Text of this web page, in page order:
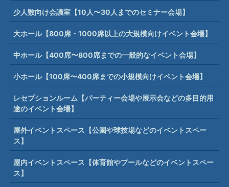
少人数向け会議室【10人〜30人までのセミナー会場】
大ホール【800席・1000席以上の大規模向けイベント会場】
中ホール【400席〜800席までの一般的なイベント会場】
小ホール【100席〜400席までの小規模向けイベント会場】
レセプションルーム【パーティー会場や展示会などの多目的用
途のイベント会場】
屋外イベントスペース【公園や球技場などのイベントスペー
ス】
屋内イベントスペース【体育館やプールなどのイベントスペー
ス】